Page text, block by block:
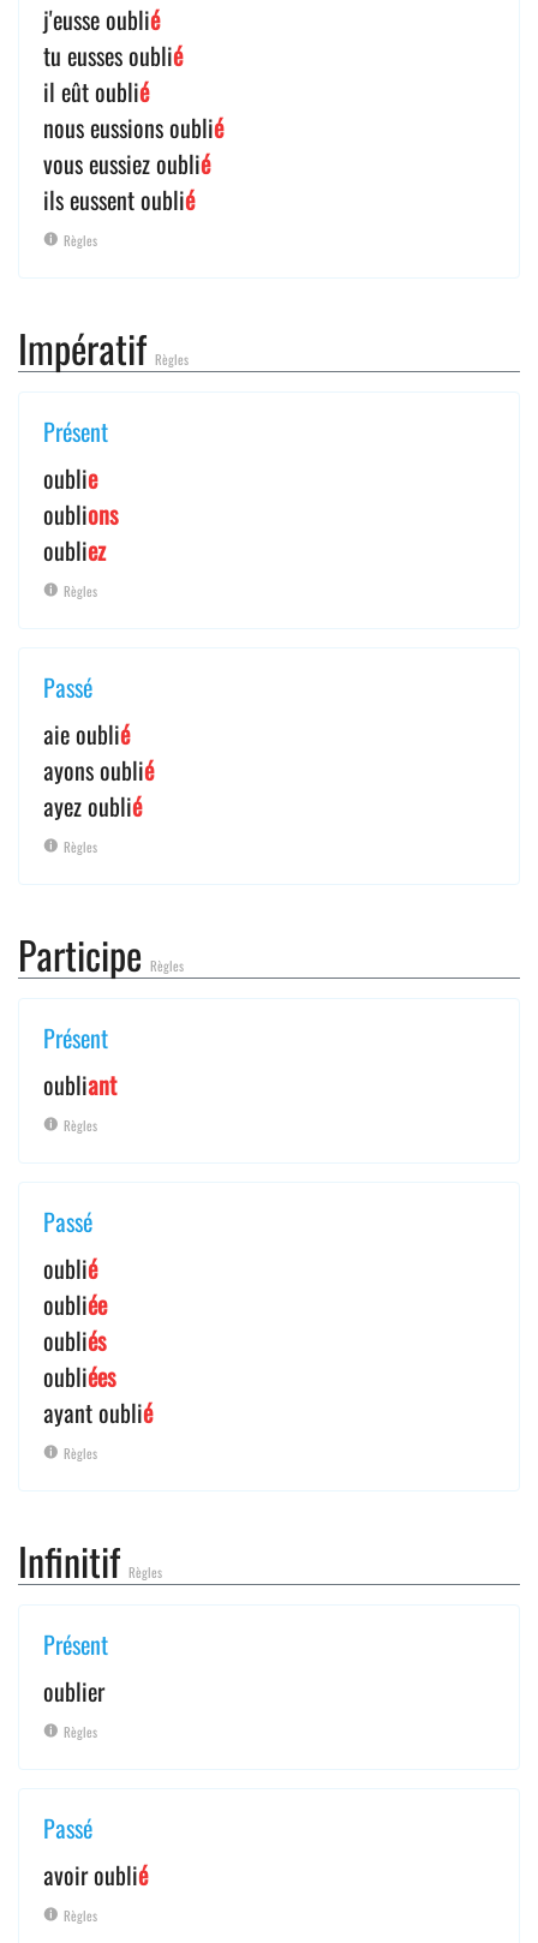
j'eusse oublié
tu eusses oublié
il eût oublié
nous eussions oublié
vous eussiez oublié
ils eussent oublié
Règles
Impératif Règles
Présent
oublie
oublions
oubliez
Règles
Passé
aie oublié
ayons oublié
ayez oublié
Règles
Participe Règles
Présent
oubliant
Règles
Passé
oublié
oubliée
oubliés
oubliées
ayant oublié
Règles
Infinitif Règles
Présent
oublier
Règles
Passé
avoir oublié
Règles